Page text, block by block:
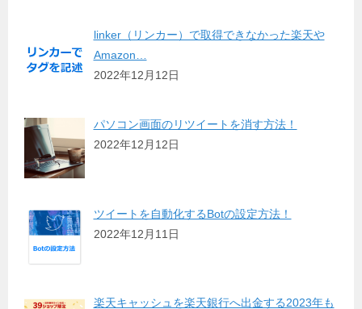
linker（リンカー）で取得できなかった楽天や
Amazon…
2022年12月12日
パソコン画面のリツイートを消す方法！
2022年12月12日
ツイートを自動化するBotの設定方法！
2022年12月11日
楽天キャッシュを楽天銀行へ出金する2023年も